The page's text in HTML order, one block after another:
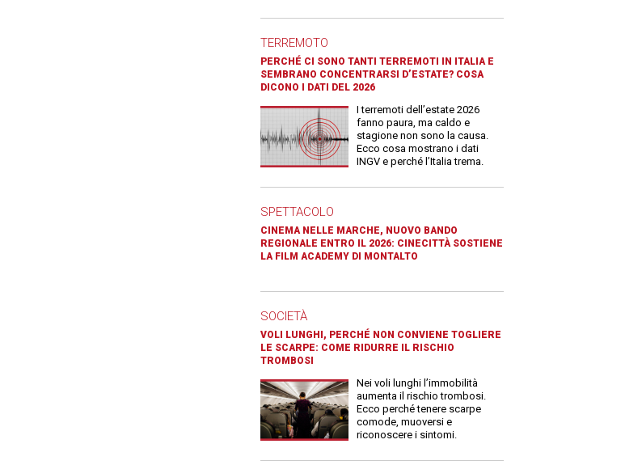
TERREMOTO
PERCHÉ CI SONO TANTI TERREMOTI IN ITALIA E
SEMBRANO CONCENTRARSI D’ESTATE? COSA
DICONO I DATI DEL 2026
I terremoti dell’estate 2026
fanno paura, ma caldo e
stagione non sono la causa.
Ecco cosa mostrano i dati
INGV e perché l’Italia trema.
SPETTACOLO
CINEMA NELLE MARCHE, NUOVO BANDO
REGIONALE ENTRO IL 2026: CINECITTÀ SOSTIENE
LA FILM ACADEMY DI MONTALTO
SOCIETÀ
VOLI LUNGHI, PERCHÉ NON CONVIENE TOGLIERE
LE SCARPE: COME RIDURRE IL RISCHIO
TROMBOSI
Nei voli lunghi l’immobilità
aumenta il rischio trombosi.
Ecco perché tenere scarpe
comode, muoversi e
riconoscere i sintomi.